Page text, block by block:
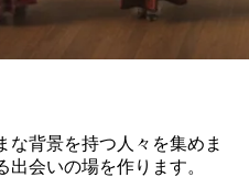
な背景を持つ人々を集めま
会いの場を作ります。